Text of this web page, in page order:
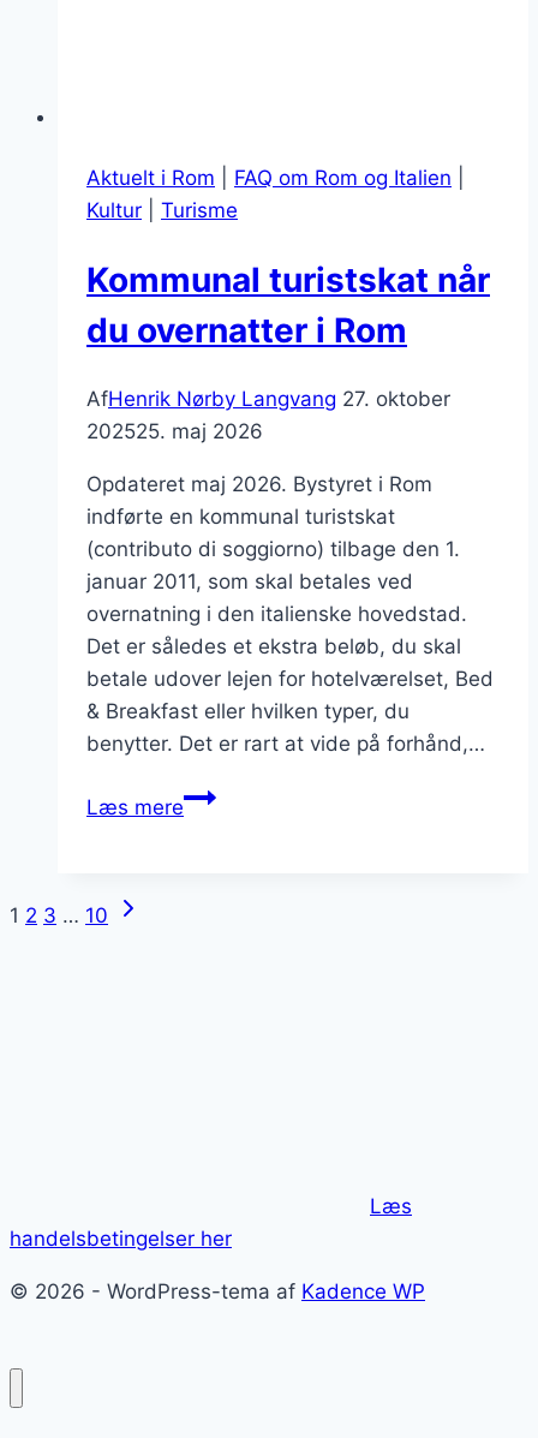
Aktuelt i Rom FAQ om Rom og Italien
Kultur
Turisme
Kommunal turistskat når
du overnatter i Rom
AfHenrik Nørby Langvang 27. oktober
202525. maj 2026
Opdateret maj 2026. Bystyret i Rom
indførte en kommunal turistskat
(contributo di soggiorno) tilbage den 1.
januar 2011, som skal betales ved
overnatning i den italienske hovedstad.
Det er således et ekstra beløb, du skal
betale udover lejen for hotelværelset, Bed
& Breakfast eller hvilken typer, du
benytter. Det er rart at vide på forhånd,…
Læs mereKommunal
Side
1 2 3 … 10
Næste
Læs
handelsbetingelser her
© 2026 - WordPress-tema af Kadence WP